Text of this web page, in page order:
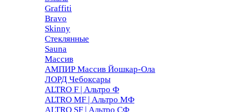
Graffiti
Bravo
Skinny
Стеклянные
Sauna
Массив
АМПИР Массив Йошкар-Ола
ЛОРД Чебоксары
ALTRO F | Альтро Ф
ALTRO MF | Альтро МФ
ALTRO SF | Альтро СФ